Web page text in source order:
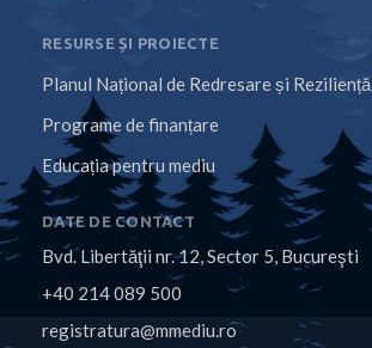
RESURSE ȘI PROIECTE
Planul Național de Redresare și Reziliență
Programe de finanțare
Educația pentru mediu
DATE DE CONTACT
Bvd. Libertăţii nr. 12, Sector 5, Bucureşti
+40 214 089 500
registratura@mmediu.ro